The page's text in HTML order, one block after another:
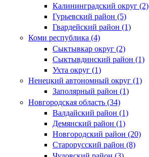
Калининградский округ (2)
Гурьевский район (5)
Гвардейский район (1)
Коми республика (4)
Сыктывкар округ (2)
Сыктывдинский район (1)
Ухта округ (1)
Ненецкий автономный округ (1)
Заполярный район (1)
Новгородская область (34)
Валдайский район (1)
Демянский район (1)
Новгородский район (20)
Старорусский район (8)